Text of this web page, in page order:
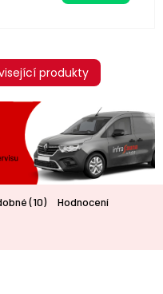
produkty
(10) Hodnocení